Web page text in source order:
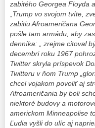
zabitého Georgea Floyda
„Trump vo svojom tvíte,
zabitiu Afroameričana
pošle tam armádu, aby
denníka: „ zrejme citoval
decembri roku 1967
Twitter skryla príspevok
Twitteru v ňom Trump
chcel vojakom povoliť aj
Afroameričania by boli
niektoré budovy a
americkom Minneapolise
Ľudia vyšli do ulíc aj